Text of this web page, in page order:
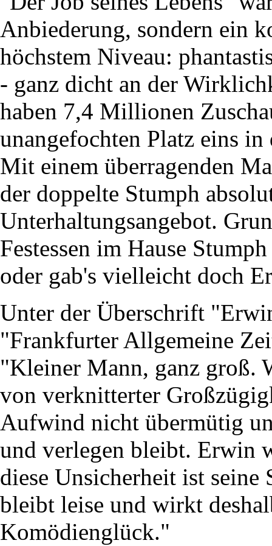
Anbiederung, sondern ein
höchstem Niveau:
- ganz dicht an der
haben 7,4 Millionen
unangefochten Platz eins
Mit einem überragenden
der doppelte Stumph
Unterhaltungsangebot.
Festessen im Hause
oder gab's vielleicht doch
Unter der Überschrift
"Frankfurter Allgemeine
"Kleiner Mann, ganz groß.
von verknitterter
Aufwind nicht übermütig
und verlegen bleibt. Erwin
diese Unsicherheit ist
bleibt leise und wirkt
Komödienglück."